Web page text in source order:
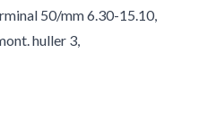
50/mm 6.30-15.10,
huller 3,